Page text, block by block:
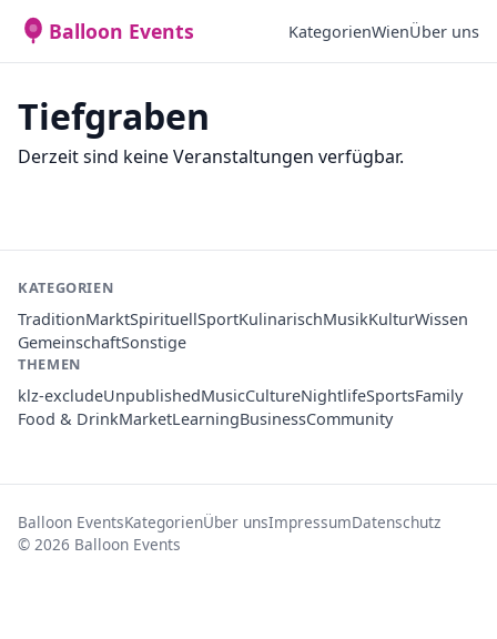
Balloon Events KategorienWienÜber uns
Tiefgraben
Derzeit sind keine Veranstaltungen verfügbar.
KATEGORIEN
TraditionMarktSpirituellSportKulinarischMusikKulturWissen
GemeinschaftSonstige
THEMEN
klz-excludeUnpublishedMusicCultureNightlifeSportsFamily
Food & DrinkMarketLearningBusinessCommunity
Balloon EventsKategorienÜber unsImpressumDatenschutz
© 2026 Balloon Events